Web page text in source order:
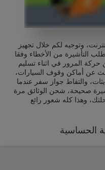
وتوجيه لكم خلال تجهيز
التأشيرة من الأخطاء وفقا
حركة المرور في اثناء تسليم
عن أماكن وقوف السيارات،
والتقاط جواز سفر عندما
صحيحة، شحن الوثائق مرة
وهذا كله شعور رائع
الحساسية